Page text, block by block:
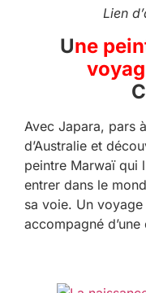
Lien
Une
Avec Japara, pars
d’Australie et
peintre Marwaï qui
entrer dans le
sa voie. Un
accompagné